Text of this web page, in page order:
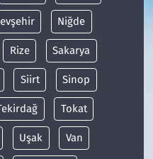
Niğde
Rize Sakarya
Siirt Sinop
Tokat
Uşak Van